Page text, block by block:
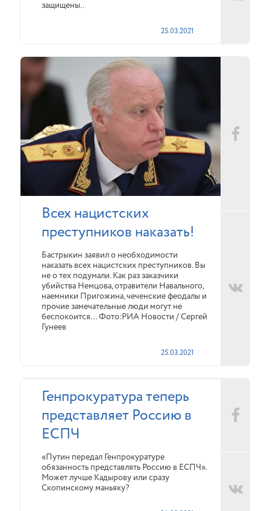
защищены..
25.03.2021
Всех нацистских
преступников наказать!
Бастрыкин заявил о необходимости
наказать всех нацистских преступников. Вы
не о тех подумали. Как раз заказчики
убийства Немцова, отравители Навального,
наемники Пригожина, чеченские феодалы и
прочие замечательные люди могут не
беспокоится… Фото:РИА Новости / Сергей
Гунеев
25.03.2021
Генпрокуратура теперь
представляет Россию в
ЕСПЧ
«Путин передал Генпрокуратуре
обязанность представлять Россию в ЕСПЧ».
Может лучше Кадырову или сразу
Скопинскому маньяку?